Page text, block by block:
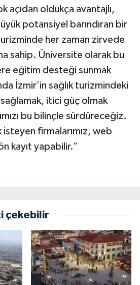
açıdan oldukça avantajlı,
potansiyel barındıran bir
her zaman zirvede
sahip. Üniversite olarak bu
eğitim desteği sunmak
İzmir’in sağlık turizmindeki
itici güç olmak
bu bilinçle sürdüreceğiz.
isteyen firmalarımız, web
kayıt yapabilir.”
çekebilir